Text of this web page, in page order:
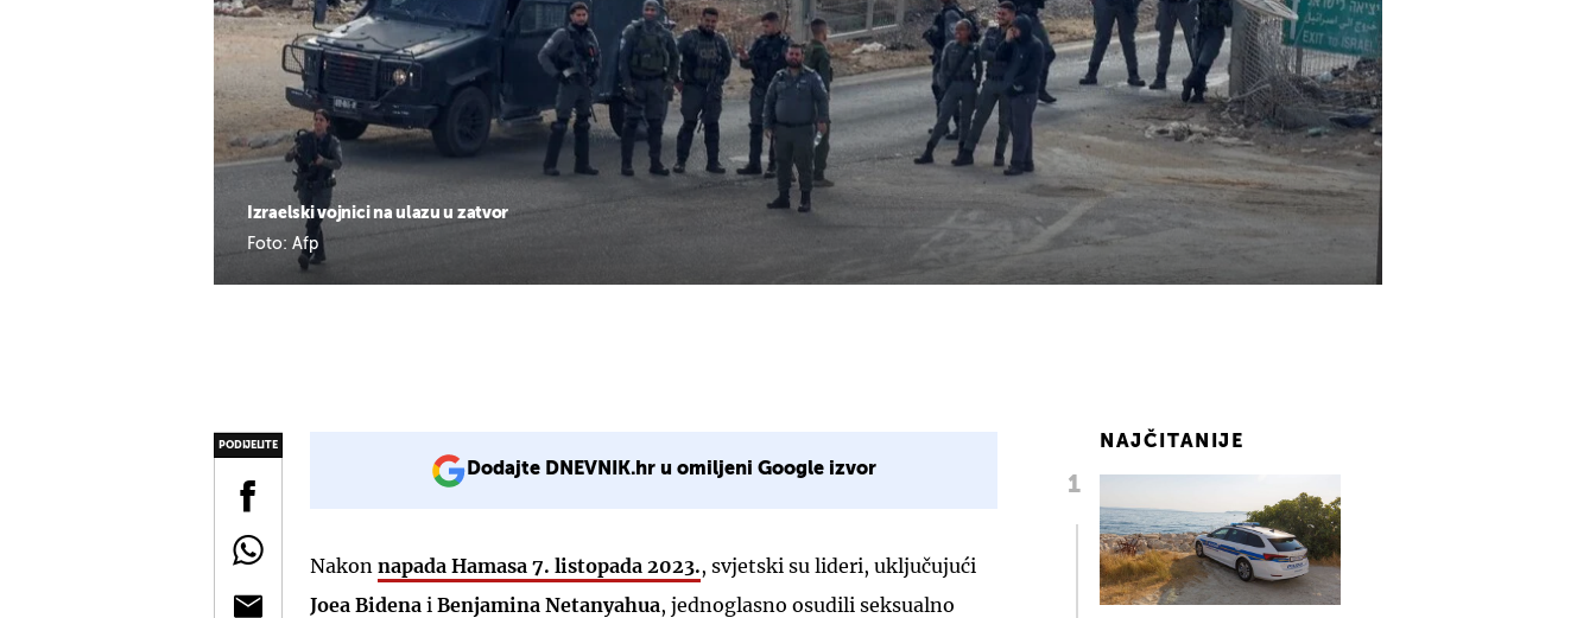
Izraelski vojnici na ulazu u zatvor
Foto: Afp
PODIJELITE
Dodajte DNEVNIK.hr u omiljeni Google izvor
Nakon napada Hamasa 7. listopada 2023., svjetski su lideri, uključujući
Joea Bidena i Benjamina Netanyahua, jednoglasno osudili seksualno
NAJČITANIJE